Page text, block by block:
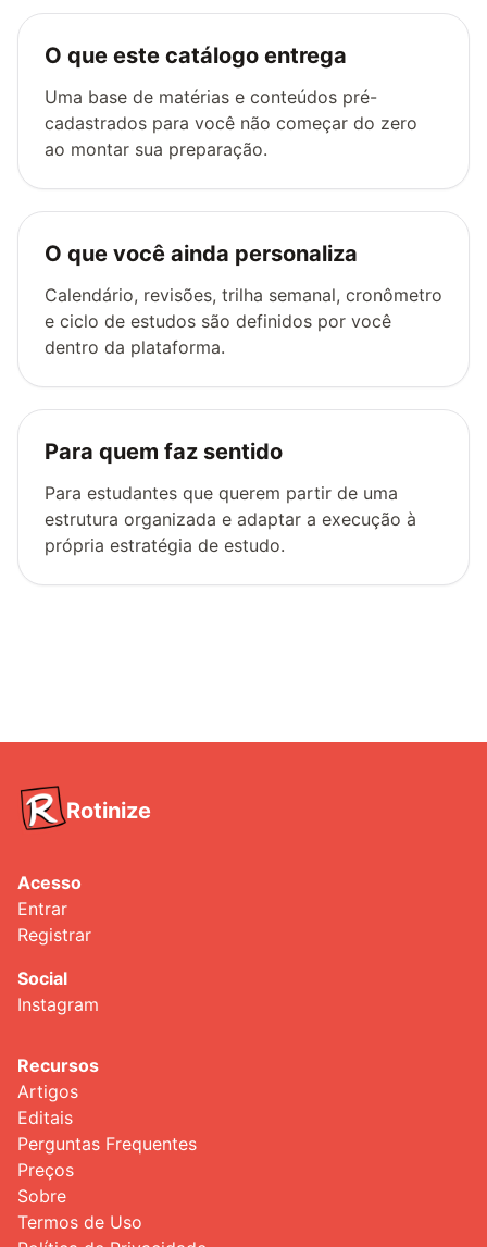
O que este catálogo entrega
Uma base de matérias e conteúdos pré-
cadastrados para você não começar do zero
ao montar sua preparação.
O que você ainda personaliza
Calendário, revisões, trilha semanal, cronômetro
e ciclo de estudos são definidos por você
dentro da plataforma.
Para quem faz sentido
Para estudantes que querem partir de uma
estrutura organizada e adaptar a execução à
própria estratégia de estudo.
Rotinize
Acesso
Entrar
Registrar
Social
Instagram
Recursos
Artigos
Editais
Perguntas Frequentes
Preços
Sobre
Termos de Uso